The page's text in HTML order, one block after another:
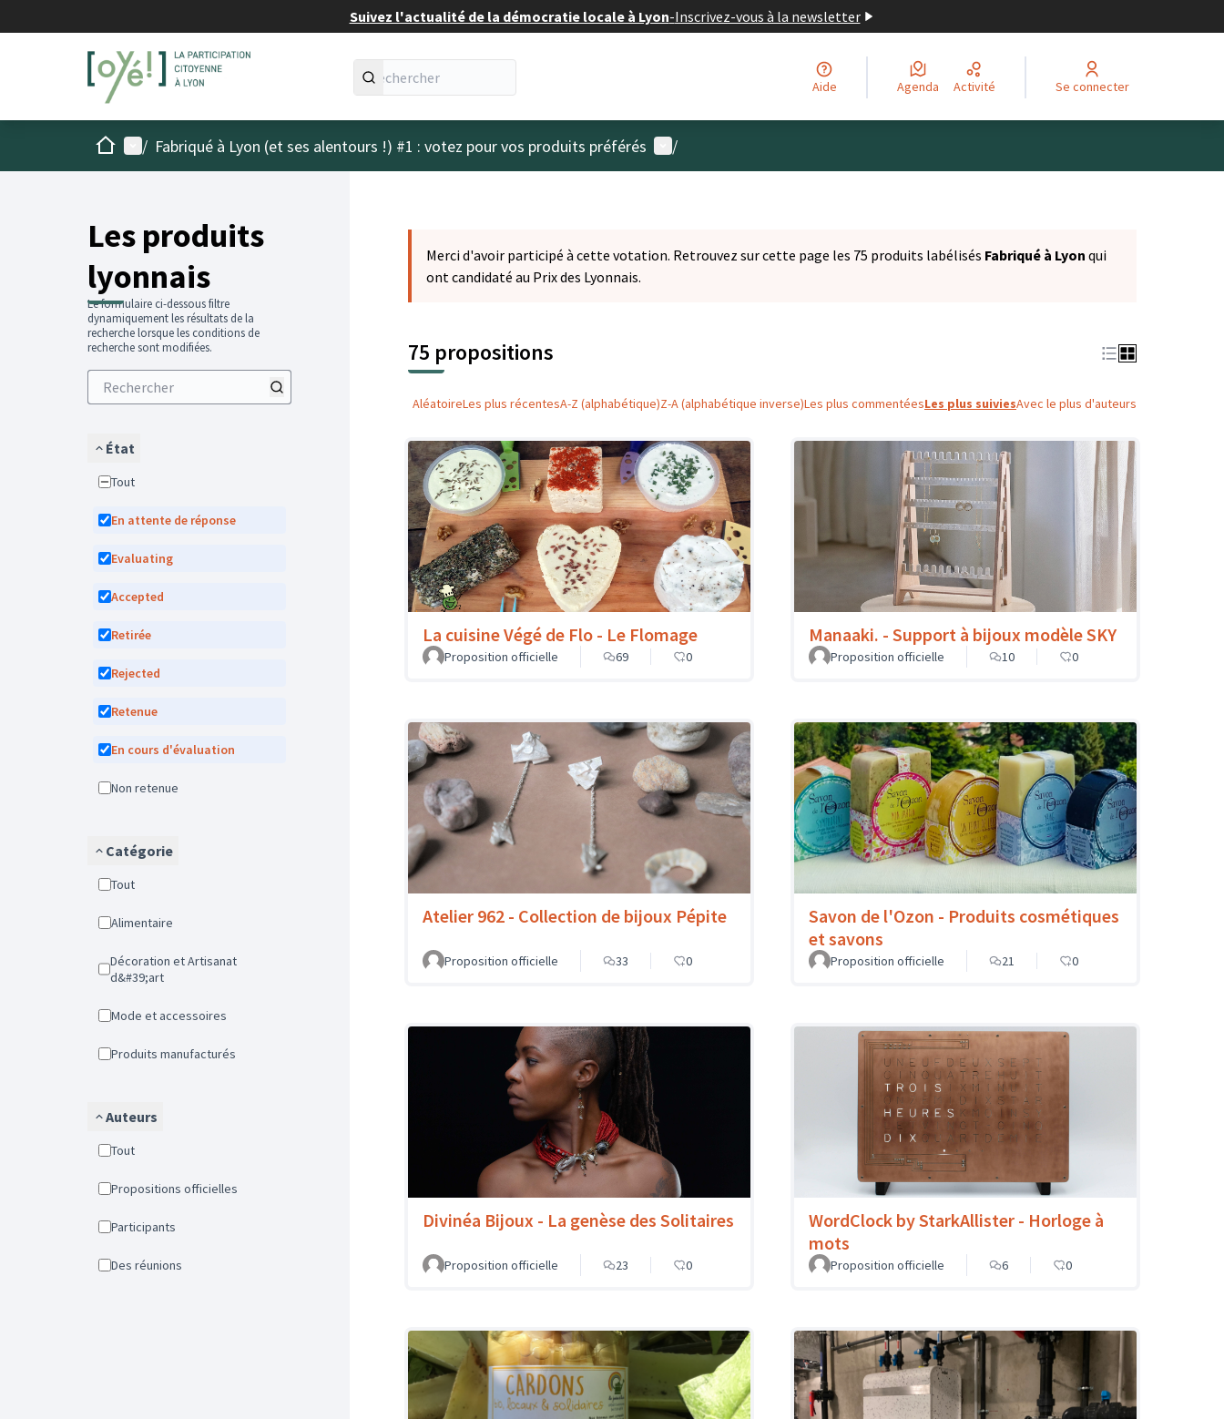
Suivez l'actualité de la démocratie locale à Lyon-Inscrivez-vous à la newsletter
Aide Agenda Activité Se connecter
AccueilMenu principal
/ Fabriqué à Lyon (et ses alentours !) #1 : votez pour vos produits préférés Menu utilisateur
/
Les produits
lyonnais
Le formulaire ci-dessous filtre
dynamiquement les résultats de la
recherche lorsque les conditions de
recherche sont modifiées.
État
Tout
En attente de réponse
Evaluating
Accepted
Retirée
Rejected
Retenue
En cours d'évaluation
Non retenue
Catégorie
Tout
Alimentaire
Décoration et Artisanat
d&#39;art
Mode et accessoires
Produits manufacturés
Auteurs
Tout
Propositions officielles
Participants
Des réunions
Merci d'avoir participé à cette votation. Retrouvez sur cette page les 75 produits labélisés Fabriqué à Lyon qui
ont candidaté au Prix des Lyonnais.
75 propositions
AléatoireLes plus récentesA-Z (alphabétique)Z-A (alphabétique inverse)Les plus commentéesLes plus suiviesAvec le plus d'auteurs
La cuisine Végé de Flo - Le Flomage
Proposition officielle 69 0
Manaaki. - Support à bijoux modèle SKY
Proposition officielle 10 0
Atelier 962 - Collection de bijoux Pépite
Proposition officielle 33 0
Savon de l'Ozon - Produits cosmétiques
et savons
Proposition officielle 21 0
Divinéa Bijoux - La genèse des Solitaires
Proposition officielle 23 0
WordClock by StarkAllister - Horloge à
mots
Proposition officielle 6 0